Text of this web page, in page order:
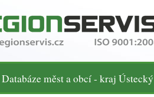
Databáze měst a obcí - kraj Ústecký